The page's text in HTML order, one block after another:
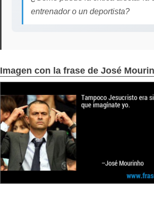
entrenador o un deportista?
Imagen con la frase de José